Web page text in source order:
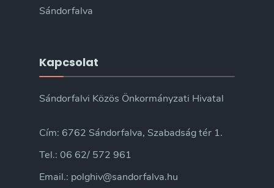
Sándorfalva
Kapcsolat
Sándorfalvi Közös Önkormányzati Hivatal
Cím: 6762 Sándorfalva, Szabadság tér 1.
Tel.: 06 62/ 572 961
Email.: polghiv@sandorfalva.hu